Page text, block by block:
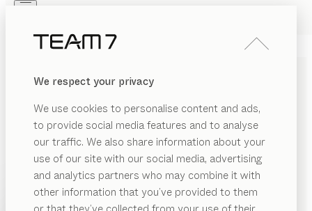
We respect your privacy
We use cookies to personalise content and ads,
to provide social media features and to analyse
our traffic. We also share information about your
use of our site with our social media, advertising
and analytics partners who may combine it with
other information that you’ve provided to them
PRODUKTE
INSPIRATION
HÄNDLER
PRODUKTE
WOHNWÄNDE AUS
MASSIVHOLZ
Unsere cubus, cubus pure und filigno Wohnwände
verbinden mit beinahe grenzenlosen
Planungsmöglichkeiten praktischen Stauraum und
stilvolle Einrichtung zu einer perfekten Einheit.